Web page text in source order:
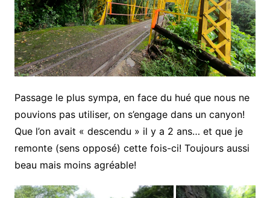
Passage le plus sympa, en face du hué que nous ne
pouvions pas utiliser, on s’engage dans un canyon!
Que l’on avait « descendu » il y a 2 ans… et que je
remonte (sens opposé) cette fois-ci! Toujours aussi
beau mais moins agréable!